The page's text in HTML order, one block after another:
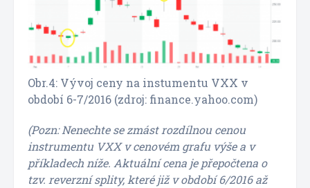
Obr.4: Vývoj ceny na instumentu VXX v
období 6-7/2016 (zdroj: finance.yahoo.com)
(Pozn: Nenechte se zmást rozdílnou cenou
instrumentu VXX v cenovém grafu výše a v
příkladech níže. Aktuální cena je přepočtena o
tzv. reverzní splity, které již v období 6/2016 až